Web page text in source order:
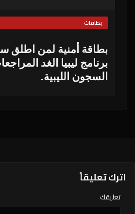
بطاقات
بطاقة أمنية لمن اطلق
برنامج ليبيا الغد
السجون الليبية.
اترك تعليقاً
تعليقك